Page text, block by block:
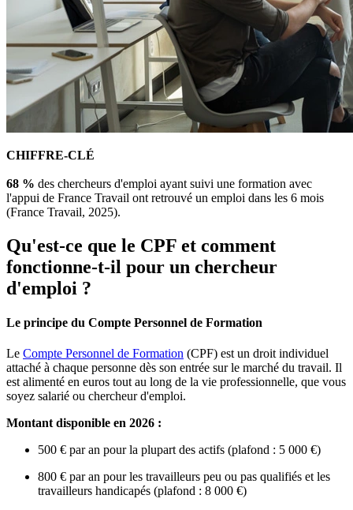
CHIFFRE-CLÉ
68 % des chercheurs d'emploi ayant suivi une formation avec
l'appui de France Travail ont retrouvé un emploi dans les 6 mois
(France Travail, 2025).
Qu'est-ce que le CPF et comment
fonctionne-t-il pour un chercheur
d'emploi ?
Le principe du Compte Personnel de Formation
Le Compte Personnel de Formation (CPF) est un droit individuel
attaché à chaque personne dès son entrée sur le marché du travail. Il
est alimenté en euros tout au long de la vie professionnelle, que vous
soyez salarié ou chercheur d'emploi.
Montant disponible en 2026 :
500 € par an pour la plupart des actifs (plafond : 5 000 €)
800 € par an pour les travailleurs peu ou pas qualifiés et les
travailleurs handicapés (plafond : 8 000 €)